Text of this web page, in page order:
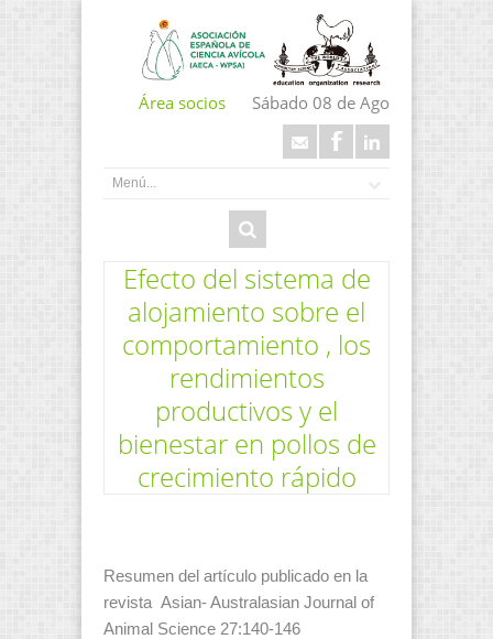
Área socios Sábado 08 de Ago
Efecto del sistema de
alojamiento sobre el
comportamiento , los
rendimientos
productivos y el
bienestar en pollos de
crecimiento rápido
Resumen del artículo publicado en la
revista Asian- Australasian Journal of
Animal Science 27:140-146